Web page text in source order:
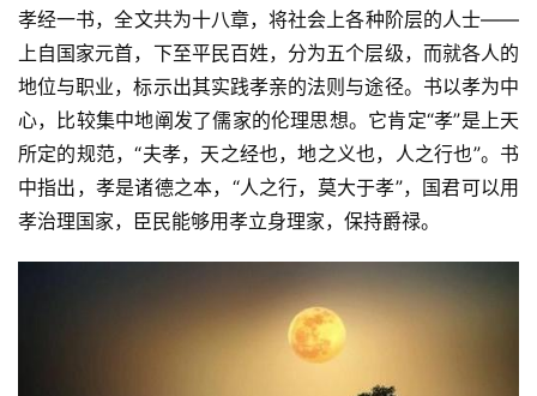
孝经一书，全文共为十八章，将社会上各种阶层的人士——
上自国家元首，下至平民百姓，分为五个层级，而就各人的
地位与职业，标示出其实践孝亲的法则与途径。书以孝为中
心，比较集中地阐发了儒家的伦理思想。它肯定“孝”是上天
所定的规范，“夫孝，天之经也，地之义也，人之行也”。书
中指出，孝是诸德之本，“人之行，莫大于孝”，国君可以用
孝治理国家，臣民能够用孝立身理家，保持爵禄。